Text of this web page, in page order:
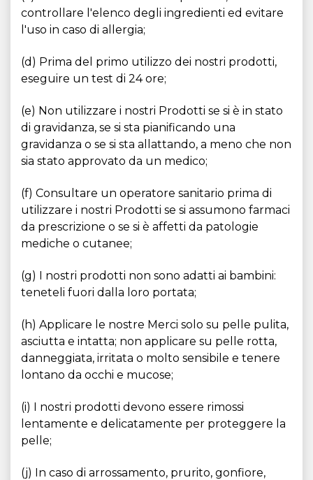
controllare l'elenco degli ingredienti ed evitare
l'uso in caso di allergia;
(d) Prima del primo utilizzo dei nostri prodotti,
eseguire un test di 24 ore;
(e) Non utilizzare i nostri Prodotti se si è in stato
di gravidanza, se si sta pianificando una
gravidanza o se si sta allattando, a meno che non
sia stato approvato da un medico;
(f) Consultare un operatore sanitario prima di
utilizzare i nostri Prodotti se si assumono farmaci
da prescrizione o se si è affetti da patologie
mediche o cutanee;
(g) I nostri prodotti non sono adatti ai bambini:
teneteli fuori dalla loro portata;
(h) Applicare le nostre Merci solo su pelle pulita,
asciutta e intatta; non applicare su pelle rotta,
danneggiata, irritata o molto sensibile e tenere
lontano da occhi e mucose;
(i) I nostri prodotti devono essere rimossi
lentamente e delicatamente per proteggere la
pelle;
(j) In caso di arrossamento, prurito, gonfiore,